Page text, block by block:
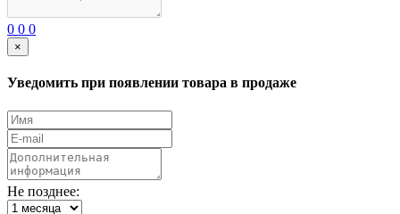
0 0 0
×
Уведомить при появлении товара в продаже
Не позднее: